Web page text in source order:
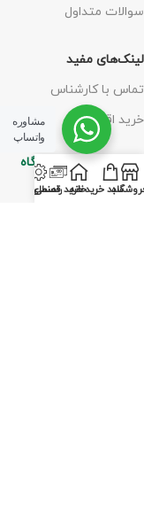
سوالات متداول
لینک‌های مفید
تماس با کارشناس
خرید اقساطی
نمادهای اعتبار فروشگاه
سبد خریدخانه
خرید قسطی
راهنمای وام
مشاوره
واتساپ